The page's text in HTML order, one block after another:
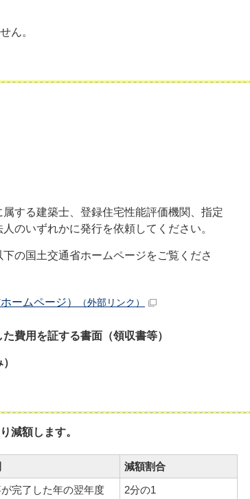
ん。
する建築士、登録住宅性能評価機関、指定
のいずれかに発行を依頼してください。
の国土交通省ホームページをご覧くださ
ームページ） （外部リンク）
費用を証する書面（領収書等）
減額します。
減額割合
完了した年の翌年度
2分の1